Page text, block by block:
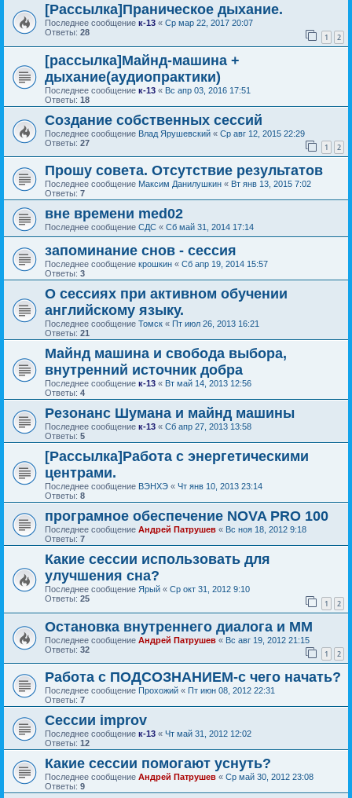
[Рассылка]Праническое дыхание.
Последнее сообщение к-13 « Ср мар 22, 2017 20:07
Ответы: 28 1 2
[рассылка]Майнд-машина +
дыхание(аудиопрактики)
Последнее сообщение к-13 « Вс апр 03, 2016 17:51
Ответы: 18
Создание собственных сессий
Последнее сообщение Влад Ярушевский « Ср авг 12, 2015 22:29
Ответы: 27 1 2
Прошу совета. Отсутствие результатов
Последнее сообщение Максим Данилушкин « Вт янв 13, 2015 7:02
Ответы: 7
вне времени med02
Последнее сообщение СДС « Сб май 31, 2014 17:14
запоминание снов - сессия
Последнее сообщение крошкин « Сб апр 19, 2014 15:57
Ответы: 3
О сессиях при активном обучении
английскому языку.
Последнее сообщение Томск « Пт июл 26, 2013 16:21
Ответы: 21
Майнд машина и свобода выбора,
внутренний источник добра
Последнее сообщение к-13 « Вт май 14, 2013 12:56
Ответы: 4
Резонанс Шумана и майнд машины
Последнее сообщение к-13 « Сб апр 27, 2013 13:58
Ответы: 5
[Рассылка]Работа с энергетическими
центрами.
Последнее сообщение ВЭНХЭ « Чт янв 10, 2013 23:14
Ответы: 8
програмное обеспечение NOVA PRO 100
Последнее сообщение Андрей Патрушев « Вс ноя 18, 2012 9:18
Ответы: 7
Какие сессии использовать для
улучшения сна?
Последнее сообщение Ярый « Ср окт 31, 2012 9:10
Ответы: 25 1 2
Остановка внутреннего диалога и ММ
Последнее сообщение Андрей Патрушев « Вс авг 19, 2012 21:15
Ответы: 32 1 2
Работа с ПОДСОЗНАНИЕМ-с чего начать?
Последнее сообщение Прохожий « Пт июн 08, 2012 22:31
Ответы: 7
Сессии improv
Последнее сообщение к-13 « Чт май 31, 2012 12:02
Ответы: 12
Какие сессии помогают уснуть?
Последнее сообщение Андрей Патрушев « Ср май 30, 2012 23:08
Ответы: 9